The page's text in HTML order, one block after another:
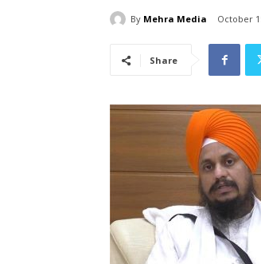
By Mehra Media October
Share